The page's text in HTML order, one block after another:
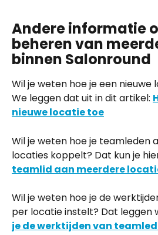
Andere informatie
beheren van
binnen Salonround
Wil je weten hoe je een
We leggen dat uit in dit artikel:
nieuwe locatie toe
Wil je weten hoe je teamleden
locaties koppelt? Dat kun je
teamlid aan meerdere
Wil je weten hoe je de
per locatie instelt? Dat leggen
je de werktijden van